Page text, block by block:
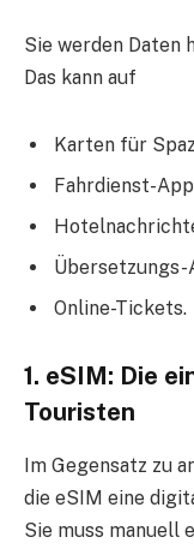
Sie werden Daten
Das kann auf
Karten für
Fahrdienst-
Übersetzungs-
Online-Tickets.
1. eSIM: Die
Touristen
Im Gegensatz zu
die eSIM eine
Sie muss manuell